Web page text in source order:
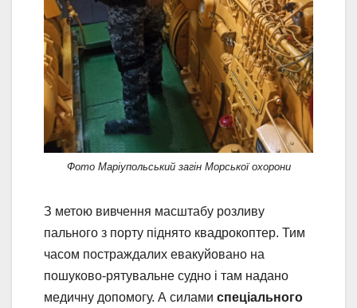
Фото Маріупольський загін Морської охорони
З метою вивчення масштабу розливу
пального з порту піднято квадрокоптер. Тим
часом постраждалих евакуйовано на
пошуково-рятувальне судно і там надано
медичну допомогу. А силами спеціального